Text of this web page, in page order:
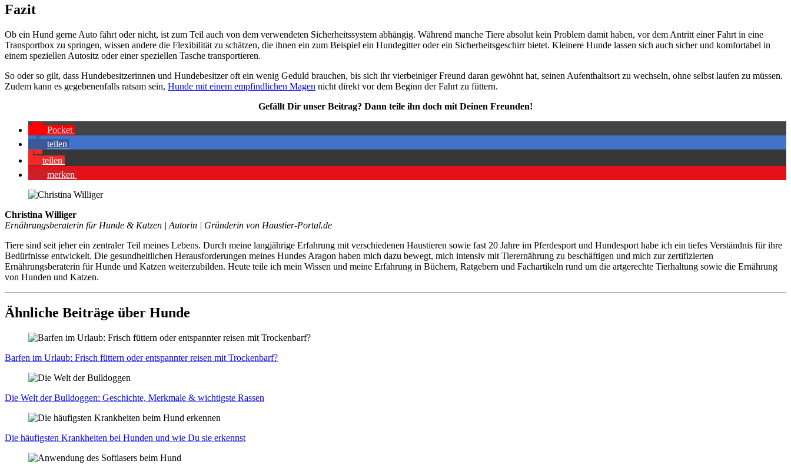
Fazit
Ob ein Hund ger­ne Auto fährt oder nicht, ist zum Teil auch von dem ver­wen­de­ten Sicher­heits­sys­tem abhän­gig. Wäh­rend man­che Tie­re abso­lut kein Pro­blem damit haben, vor dem Antritt einer Fahrt in eine
Trans­port­box zu sprin­gen, wis­sen ande­re die Fle­xi­bi­li­tät zu schät­zen, die ihnen ein zum Bei­spiel ein Hun­de­git­ter oder ein Sicher­heits­ge­schirr bie­tet. Klei­ne­re Hun­de las­sen sich auch sicher und kom­for­ta­bel in
einem spe­zi­el­len Auto­sitz oder einer spe­zi­el­len Tasche trans­por­tie­ren.
So oder so gilt, dass Hun­de­be­sit­ze­rin­nen und Hun­de­be­sit­zer oft ein wenig Geduld brau­chen, bis sich ihr vier­bei­ni­ger Freund dar­an gewöhnt hat, sei­nen Auf­ent­halts­ort zu wech­seln, ohne selbst lau­fen zu müs­sen.
Zudem kann es gege­be­nen­falls rat­sam sein, Hun­de mit einem emp­find­li­chen Magen nicht direkt vor dem Beginn der Fahrt zu füt­tern.
Gefällt Dir unser Bei­trag? Dann tei­le ihn doch mit Dei­nen Freun­den!
Pocket
tei­len
tei­len
mer­ken
Christina Williger
Ernährungsberaterin für Hunde & Katzen | Autorin | Gründerin von Haustier-Portal.de
Tiere sind seit jeher ein zentraler Teil meines Lebens. Durch meine langjährige Erfahrung mit verschiedenen Haustieren sowie fast 20 Jahre im Pferdesport und Hundesport habe ich ein tiefes Verständnis für ihre
Bedürfnisse entwickelt. Die gesundheitlichen Herausforderungen meines Hundes Aragon haben mich dazu bewegt, mich intensiv mit Tierernährung zu beschäftigen und mich zur zertifizierten
Ernährungsberaterin für Hunde und Katzen weiterzubilden. Heute teile ich mein Wissen und meine Erfahrung in Büchern, Ratgebern und Fachartikeln rund um die artgerechte Tierhaltung sowie die Ernährung
von Hunden und Katzen.
Ähnliche Beiträge über Hunde
Bar­fen im Urlaub: Frisch füt­tern oder ent­spann­ter rei­sen mit Tro­cken­barf?
Die Welt der Bull­dog­gen: Geschich­te, Merk­ma­le & wich­tigs­te Ras­sen
Die häu­figs­ten Krank­hei­ten bei Hun­den und wie Du sie erkennst